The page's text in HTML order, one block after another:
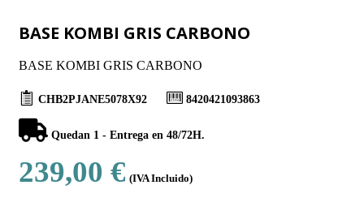
BASE KOMBI GRIS CARBONO
BASE KOMBI GRIS CARBONO
CHB2PJANE5078X92 8420421093863
Quedan 1 - Entrega en 48/72H.
239,00 € (IVA Incluido)